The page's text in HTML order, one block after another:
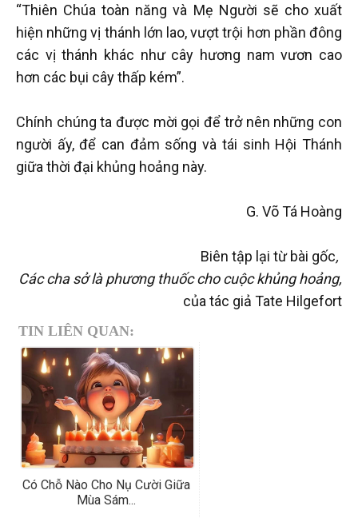
“Thiên Chúa toàn năng và Mẹ Người sẽ cho xuất
hiện những vị thánh lớn lao, vượt trội hơn phần đông
các vị thánh khác như cây hương nam vươn cao
hơn các bụi cây thấp kém”.
Chính chúng ta được mời gọi để trở nên những con
người ấy, để can đảm sống và tái sinh Hội Thánh
giữa thời đại khủng hoảng này.
G. Võ Tá Hoàng
Biên tập lại từ bài gốc,
Các cha sở là phương thuốc cho cuộc khủng hoảng,
của tác giả Tate Hilgefort
TIN LIÊN QUAN:
Có Chỗ Nào Cho Nụ Cười Giữa
Mùa Sám...